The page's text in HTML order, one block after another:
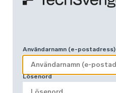
Användarnamn (e-postadress)
Lösenord